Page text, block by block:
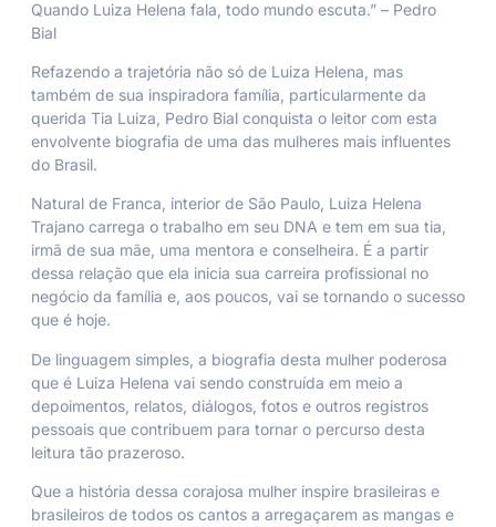
Quando Luiza Helena fala, todo mundo escuta.” – Pedro
Bial
Refazendo a trajetória não só de Luiza Helena, mas
também de sua inspiradora família, particularmente da
querida Tia Luiza, Pedro Bial conquista o leitor com esta
envolvente biografia de uma das mulheres mais influentes
do Brasil.
Natural de Franca, interior de São Paulo, Luiza Helena
Trajano carrega o trabalho em seu DNA e tem em sua tia,
irmã de sua mãe, uma mentora e conselheira. É a partir
dessa relação que ela inicia sua carreira profissional no
negócio da família e, aos poucos, vai se tornando o sucesso
que é hoje.
De linguagem simples, a biografia desta mulher poderosa
que é Luiza Helena vai sendo construída em meio a
depoimentos, relatos, diálogos, fotos e outros registros
pessoais que contribuem para tornar o percurso desta
leitura tão prazeroso.
Que a história dessa corajosa mulher inspire brasileiras e
brasileiros de todos os cantos a arregaçarem as mangas e